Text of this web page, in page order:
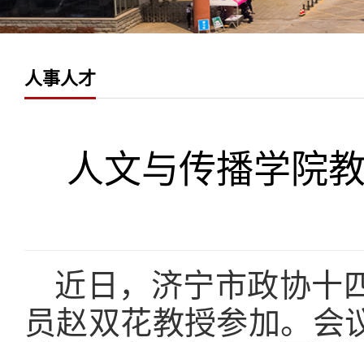
人事人才
人文与传播学院
近日，济宁市政协十
员赵双花教授参加。会